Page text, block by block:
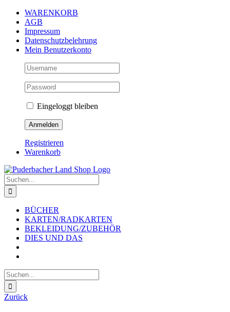
Zum
Inhalt
springen
WARENKORB
AGB
Impressum
Datenschutzbelehrung
Mein Benutzerkonto
Eingeloggt bleiben
Registrieren
Warenkorb
Suche
nach:
BÜCHER
KARTEN/RADKARTEN
BEKLEIDUNG/ZUBEHÖR
DIES UND DAS
Suche
nach:
Zurück